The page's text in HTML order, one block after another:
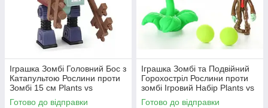
Іграшка Зомбі Головний Бос з
Катапультою Рослини проти
Зомбі 15 см Plants vs
Zombies (00140)
Готово до відправки
Іграшка Зомбі та Подвійний
Горохостріл Рослини проти
зомбі Ігровий Набір Plants vs
Zombies (00173)
Готово до відправки